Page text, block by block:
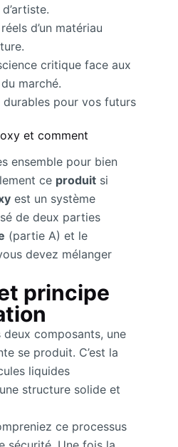
d’un matériau
critique face aux
marché.
pour vos futurs
et comment
ensemble pour bien
ce produit si
est un système
de deux parties
(partie A) et le
devez mélanger
principe
deux composants, une
se produit. C’est la
liquides
structure solide et
ce processus